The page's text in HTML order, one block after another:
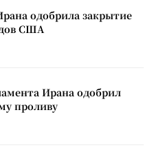
одобрила закрытие
США
Ирана одобрил
проливу